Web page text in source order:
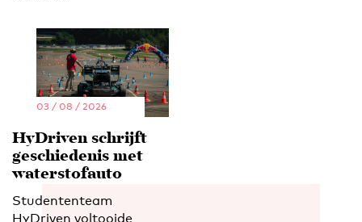
03 / 08 / 2026
HyDriven schrijft
geschiedenis met
waterstofauto
Studententeam
HyDriven voltooide